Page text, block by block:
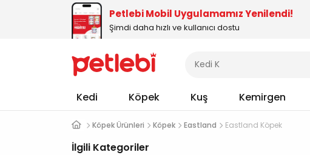
Petlebi Mobil Uygulamamız Yenilendi!
Şimdi daha hızlı ve kullanıcı dostu
Kedi Köpek Kuş Kemirgen
Köpek Ürünleri Köpek Eastland Eastland Köpek
İlgili Kategoriler